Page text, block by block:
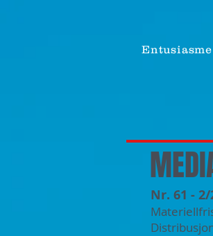
Entusiasme
Nr. 61 - 2/